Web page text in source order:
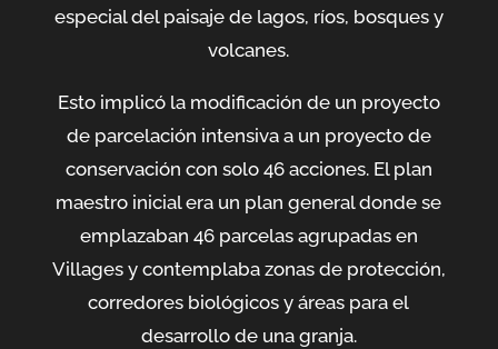
especial del paisaje de lagos, ríos, bosques y
volcanes.
Esto implicó la modificación de un proyecto
de parcelación intensiva a un proyecto de
conservación con solo 46 acciones. El plan
maestro inicial era un plan general donde se
emplazaban 46 parcelas agrupadas en
Villages y contemplaba zonas de protección,
corredores biológicos y áreas para el
desarrollo de una granja.